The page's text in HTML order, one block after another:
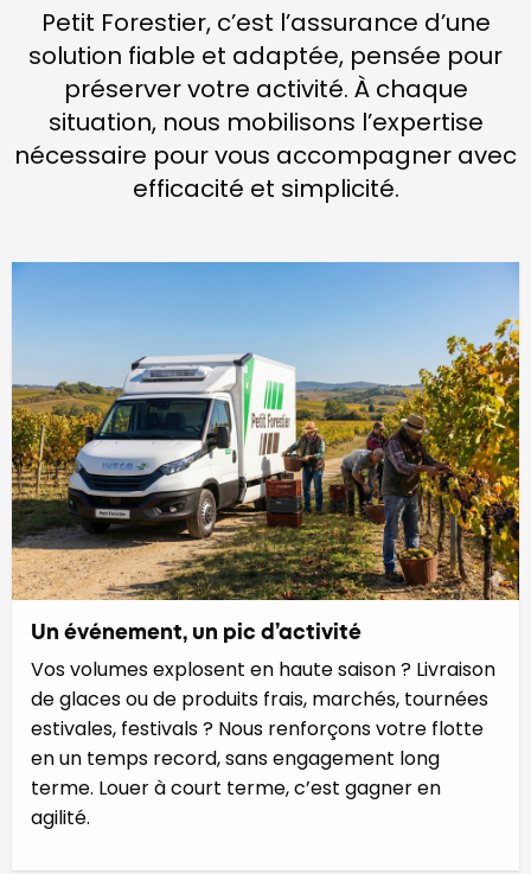
Petit Forestier, c’est l’assurance d’une
solution fiable et adaptée, pensée pour
préserver votre activité. À chaque
situation, nous mobilisons l’expertise
nécessaire pour vous accompagner avec
efficacité et simplicité.
Un événement, un pic d’activité
Vos volumes explosent en haute saison ? Livraison
de glaces ou de produits frais, marchés, tournées
estivales, festivals ? Nous renforçons votre flotte
en un temps record, sans engagement long
terme. Louer à court terme, c’est gagner en
agilité.